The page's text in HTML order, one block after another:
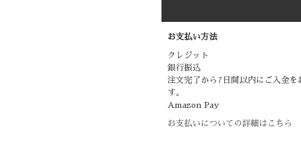
お支払い方法
クレジット
銀行振込
注文完了から7日間以内にご入金を
す。
Amazon Pay
お支払いについての詳細はこちら